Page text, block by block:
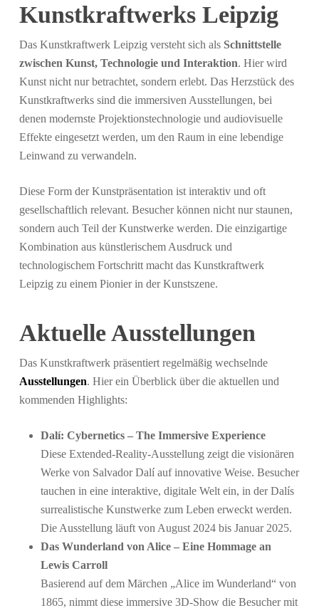
Kunstkraftwerks Leipzig
Das Kunstkraftwerk Leipzig versteht sich als Schnittstelle
zwischen Kunst, Technologie und Interaktion. Hier wird
Kunst nicht nur betrachtet, sondern erlebt. Das Herzstück des
Kunstkraftwerks sind die immersiven Ausstellungen, bei
denen modernste Projektionstechnologie und audiovisuelle
Effekte eingesetzt werden, um den Raum in eine lebendige
Leinwand zu verwandeln.
Diese Form der Kunstpräsentation ist interaktiv und oft
gesellschaftlich relevant. Besucher können nicht nur staunen,
sondern auch Teil der Kunstwerke werden. Die einzigartige
Kombination aus künstlerischem Ausdruck und
technologischem Fortschritt macht das Kunstkraftwerk
Leipzig zu einem Pionier in der Kunstszene.
Aktuelle Ausstellungen
Das Kunstkraftwerk präsentiert regelmäßig wechselnde
Ausstellungen. Hier ein Überblick über die aktuellen und
kommenden Highlights:
Dalí: Cybernetics – The Immersive Experience
Diese Extended-Reality-Ausstellung zeigt die visionären
Werke von Salvador Dalí auf innovative Weise. Besucher
tauchen in eine interaktive, digitale Welt ein, in der Dalís
surrealistische Kunstwerke zum Leben erweckt werden.
Die Ausstellung läuft von August 2024 bis Januar 2025.
Das Wunderland von Alice – Eine Hommage an
Lewis Carroll
Basierend auf dem Märchen „Alice im Wunderland“ von
1865, nimmt diese immersive 3D-Show die Besucher mit